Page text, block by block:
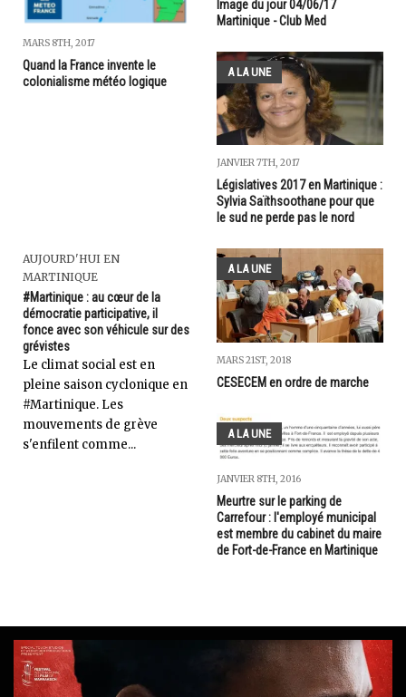
MARS 8TH, 2017
Quand la France invente le
colonialisme météo logique
Image du jour 04/06/17
Martinique - Club Med
A LA UNE
JANVIER 7TH, 2017
Législatives 2017 en Martinique :
Sylvia Saïthsoothane pour que
le sud ne perde pas le nord
AUJOURD'HUI EN
MARTINIQUE
#Martinique : au cœur de la
démocratie participative, il
fonce avec son véhicule sur des
grévistes
Le climat social est en
pleine saison cyclonique en
#Martinique. Les
mouvements de grève
s'enfilent comme...
A LA UNE
MARS 21ST, 2018
CESECEM en ordre de marche
A LA UNE
JANVIER 8TH, 2016
Meurtre sur le parking de
Carrefour : l'employé municipal
est membre du cabinet du maire
de Fort-de-France en Martinique